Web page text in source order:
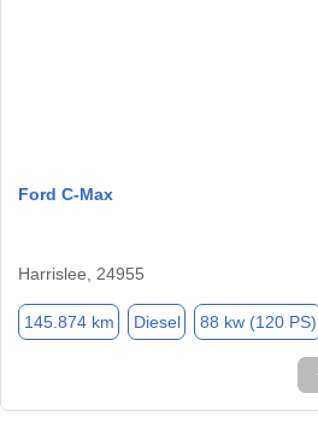
Ford C-Max
Harrislee, 24955
145.874 km Diesel 88 kw (120 PS)